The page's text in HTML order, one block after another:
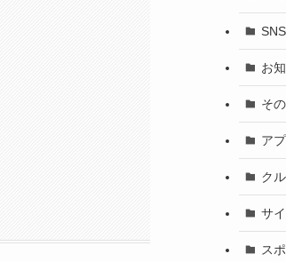
SNS
お
そ
ア
ク
サ
ス